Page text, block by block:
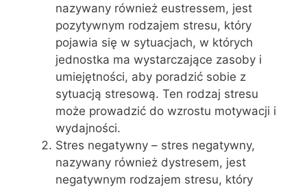
nazywany również eustressem, jest
pozytywnym rodzajem stresu, który
pojawia się w sytuacjach, w których
jednostka ma wystarczające zasoby i
umiejętności, aby poradzić sobie z
sytuacją stresową. Ten rodzaj stresu
może prowadzić do wzrostu motywacji i
wydajności.
Stres negatywny – stres negatywny,
nazywany również dystresem, jest
negatywnym rodzajem stresu, który